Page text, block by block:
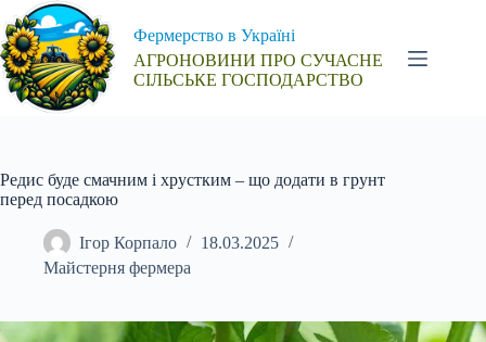
Перейти
до
вмісту
Фермерство в Україні
АГРОНОВИНИ ПРО СУЧАСНЕ
СІЛЬСЬКЕ ГОСПОДАРСТВО
Редис буде смачним і хрустким – що додати в грунт
перед посадкою
Ігор Корпало
18.03.2025
Майстерня фермера